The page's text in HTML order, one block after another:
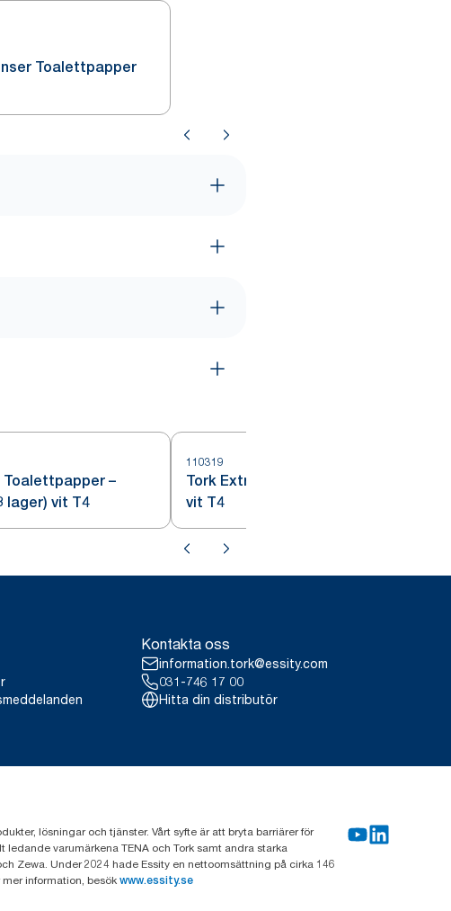
Toalettpapper
Toalettpapper –
lager) vit T4
110319
Tork Extra Mjukt Toalettpapper
vit T4
Kontakta oss
information.tork@essity.com
031-746 17 00
Hitta din distributör
lösningar och tjänster. Vårt syfte är att bryta barriärer för
varumärkena TENA och Tork samt andra starka
Zewa. Under 2024 hade Essity en nettoomsättning på cirka 146
information, besök www.essity.se